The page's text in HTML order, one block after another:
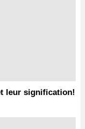
leur signification!